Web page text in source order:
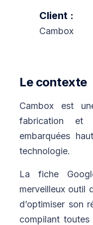
Client :
Cambox
Le contexte
Cambox est
fabrication et
embarquées
technologie.
La fiche
merveilleux outil
d’optimiser son
compilant